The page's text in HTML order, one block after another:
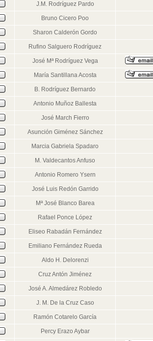
J.M. Rodríguez Pardo
Bruno Cicero Poo
Sharon Calderón Gordo
Rufino Salguero Rodríguez
José Mª Rodríguez Vega
María Santillana Acosta
B. Rodríguez Bernardo
Antonio Muñoz Ballesta
José March Fierro
Asunción Giménez Sánchez
Marcia Gabriela Spadaro
M. Valdecantos Anfuso
Antonio Romero Ysern
José Luis Redón Garrido
Mª José Blanco Barea
Rafael Ponce López
Eliseo Rabadán Fernández
Emiliano Fernández Rueda
Aldo H. Delorenzi
Cruz Antón Jiménez
José A. Almedárez Robledo
J. M. De la Cruz Caso
Ramón Cotarelo García
Percy Erazo Aybar